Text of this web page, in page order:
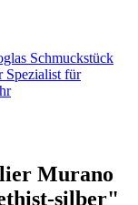
Schmuckstück
Spezialist für
Murano
silber"